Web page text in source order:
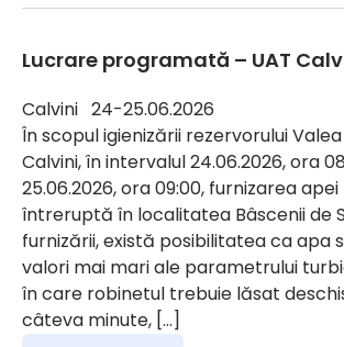
Lucrare programată – UAT
Calvini 24-25.06.2026
În scopul igienizării rezervorului
Calvini, în intervalul 24.06.2026, ora
25.06.2026, ora 09:00, furnizarea
întreruptă în localitatea Bâscenii de
furnizării, există posibilitatea ca apa
valori mai mari ale parametrului
în care robinetul trebuie lăsat
câteva minute, […]